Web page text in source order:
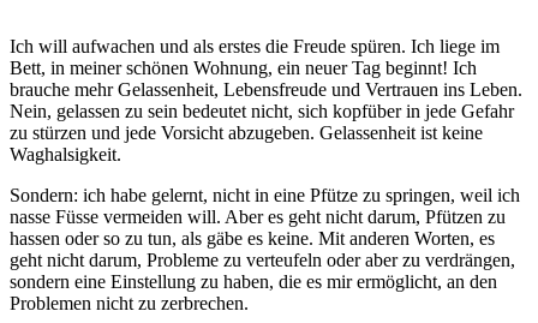
Ich will aufwachen und als erstes die Freude spüren. Ich liege im
Bett, in meiner schönen Wohnung, ein neuer Tag beginnt! Ich
brauche mehr Gelassenheit, Lebensfreude und Vertrauen ins Leben.
Nein, gelassen zu sein bedeutet nicht, sich kopfüber in jede Gefahr
zu stürzen und jede Vorsicht abzugeben. Gelassenheit ist keine
Waghalsigkeit.
Sondern: ich habe gelernt, nicht in eine Pfütze zu springen, weil ich
nasse Füsse vermeiden will. Aber es geht nicht darum, Pfützen zu
hassen oder so zu tun, als gäbe es keine. Mit anderen Worten, es
geht nicht darum, Probleme zu verteufeln oder aber zu verdrängen,
sondern eine Einstellung zu haben, die es mir ermöglicht, an den
Problemen nicht zu zerbrechen.